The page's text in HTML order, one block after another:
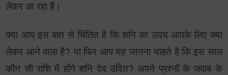
लेकर आ रहा है।
क्या आप इस बात से चिंतित है कि शनि का उदय आपके लिए क्या
लेकर आने वाला है? या फिर आप यह जानना चाहते है कि इस साल
कौन सी राशि में होंगे शनि देव उदित? अपने प्रश्नों के जवाब के